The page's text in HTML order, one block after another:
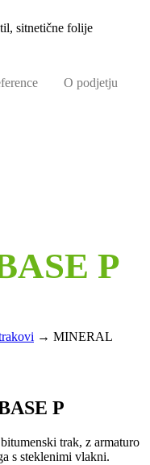
sitnetične folije
O podjetju
P
→ MINERAL
P
trak, z armaturo
s steklenimi vlakni.